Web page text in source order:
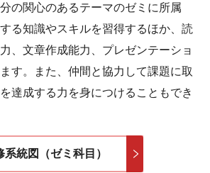
の関心のあるテーマのゼミに所属
る知識やスキルを習得するほか、読
、文章作成能力、プレゼンテーショ
す。また、仲間と協力して課題に取
達成する力を身につけることもでき
系統図（ゼミ科目）